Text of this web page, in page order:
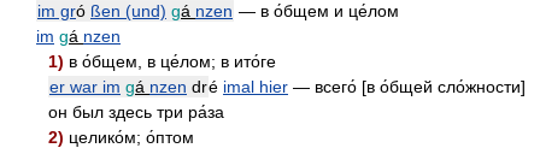
im gró ßen (und) gá nzen — в о́бщем и це́лом
im gá nzen
1) в о́бщем, в це́лом; в ито́ге
er war im gá nzen dré imal hier — всего́ [в о́бщей сло́жности]
он был здесь три ра́за
2) целико́м; о́птом